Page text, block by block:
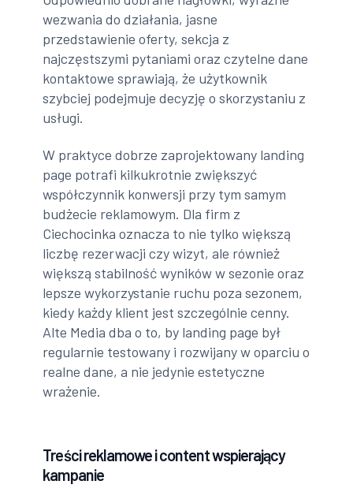
wezwania do działania, jasne
przedstawienie oferty, sekcja z
najczęstszymi pytaniami oraz czytelne dane
kontaktowe sprawiają, że użytkownik
szybciej podejmuje decyzję o skorzystaniu z
usługi.
W praktyce dobrze zaprojektowany landing
page potrafi kilkukrotnie zwiększyć
współczynnik konwersji przy tym samym
budżecie reklamowym. Dla firm z
Ciechocinka oznacza to nie tylko większą
liczbę rezerwacji czy wizyt, ale również
większą stabilność wyników w sezonie oraz
lepsze wykorzystanie ruchu poza sezonem,
kiedy każdy klient jest szczególnie cenny.
Alte Media dba o to, by landing page był
regularnie testowany i rozwijany w oparciu o
realne dane, a nie jedynie estetyczne
wrażenie.
Treści reklamowe i content wspierający
kampanie